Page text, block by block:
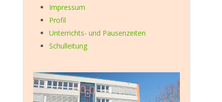
Impressum
Profil
Unterrichts- und Pausenzeiten
Schulleitung